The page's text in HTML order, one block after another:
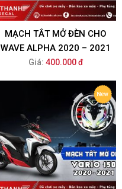
MẠCH TẮT MỞ ĐÈN CHO
WAVE ALPHA 2020 – 2021
Giá: 400.000 đ